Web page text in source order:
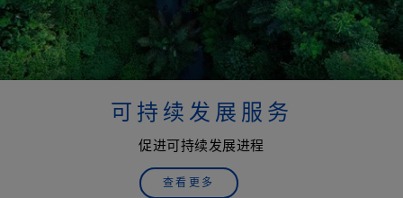
c
h
b
a
r
e
e
n
续
发
可持续发展服务
促进可持续发展进程
查看更多